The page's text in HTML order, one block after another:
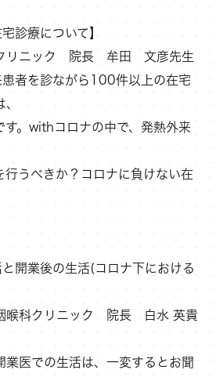
診療について】
リニック 院長 牟田 文彦先生
者を診ながら100件以上の在宅
す。withコロナの中で、発熱外来
行うべきか？コロナに負けない在
開業後の生活(コロナ下における
喉科クリニック 院長 白水 英貴
業医での生活は、一変するとお聞